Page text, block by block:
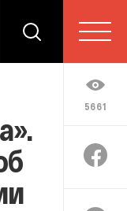
5661